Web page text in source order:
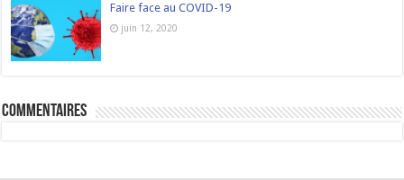
Faire face au COVID-19
juin 12, 2020
commentaires